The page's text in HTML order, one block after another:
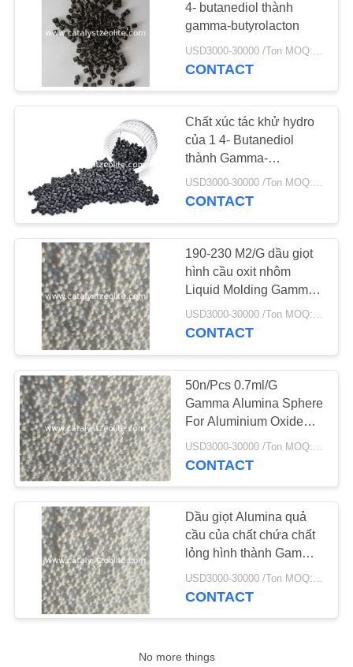
TỨC
TRƯỜNG
HỢP
SƠ
TRANG
WEB
PRIVACY
POLICY
4- butanediol thành
gamma-butyrolacton
USD3000-30000 /Ton MOQ:1 kg
CONTACT
Chất xúc tác khử hydro
của 1 4- Butanediol
thành Gamma-
Butyrolactone Chất xúc
táczeolit
USD3000-30000 /Ton MOQ:1 kg
CONTACT
190-230 M2/G dầu giọt
hình cầu oxit nhôm
Liquid Molding Gamma
Alumina Y-Al2O3 chất
chứa chất xúc tác
USD3000-30000 /Ton MOQ:1 kg
CONTACT
50n/Pcs 0.7ml/G
Gamma Alumina Sphere
For Aluminium Oxide
Liquid Molding CCR
Catalyst Carrier
CONTACT
Dầu giọt Alumina quả
cầu của chất chứa chất
lỏng hình thành Gamma
Alumina sản phẩm
USD3000-30000 /Ton MOQ:1 kg
CONTACT
No more things